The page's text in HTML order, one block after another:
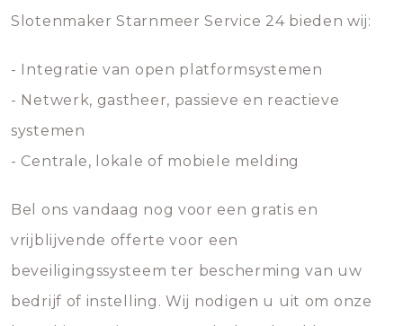
Slotenmaker Starnmeer Service 24 bieden wij:
- Integratie van open platformsystemen
- Netwerk, gastheer, passieve en reactieve
systemen
- Centrale, lokale of mobiele melding
Bel ons vandaag nog voor een gratis en
vrijblijvende offerte voor een
beveiligingssysteem ter bescherming van uw
bedrijf of instelling. Wij nodigen u uit om onze